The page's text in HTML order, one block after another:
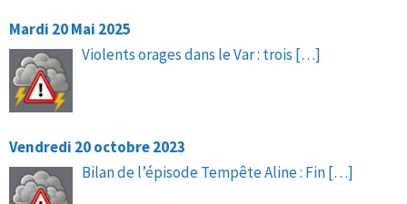
Mardi 20 Mai 2025
Violents orages dans le Var : trois […]
Vendredi 20 octobre 2023
Bilan de l’épisode Tempête Aline : Fin[…]